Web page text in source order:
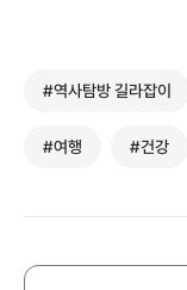
#역사탐방 길라잡이
#여행 #건강